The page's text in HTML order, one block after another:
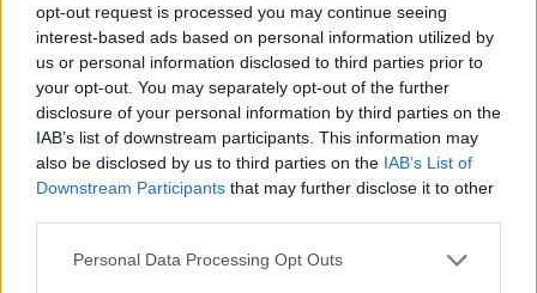
opt-out request is processed you may continue seeing
interest-based ads based on personal information utilized by
us or personal information disclosed to third parties prior to
your opt-out. You may separately opt-out of the further
disclosure of your personal information by third parties on the
IAB’s list of downstream participants. This information may
also be disclosed by us to third parties on the IAB’s List of
Downstream Participants that may further disclose it to other
Please note that this website/app uses one or more Google
Personal Data Processing Opt Outs